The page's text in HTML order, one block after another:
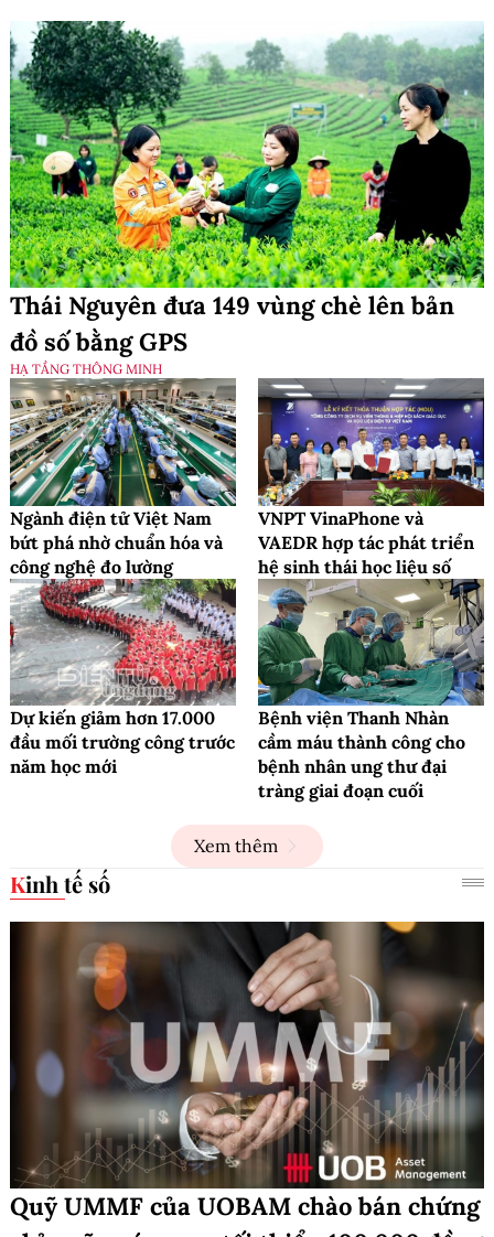
Thái Nguyên đưa 149 vùng chè lên bản
đồ số bằng GPS
HẠ TẦNG THÔNG MINH
Ngành điện tử Việt Nam
bứt phá nhờ chuẩn hóa và
công nghệ đo lường
VNPT VinaPhone và
VAEDR hợp tác phát triển
hệ sinh thái học liệu số
Dự kiến giảm hơn 17.000
đầu mối trường công trước
năm học mới
Bệnh viện Thanh Nhàn
cầm máu thành công cho
bệnh nhân ung thư đại
tràng giai đoạn cuối
Xem thêm
Kinh tế số
Quỹ UMMF của UOBAM chào bán chứng